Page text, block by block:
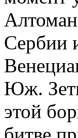
Сербии
Юж.
этой